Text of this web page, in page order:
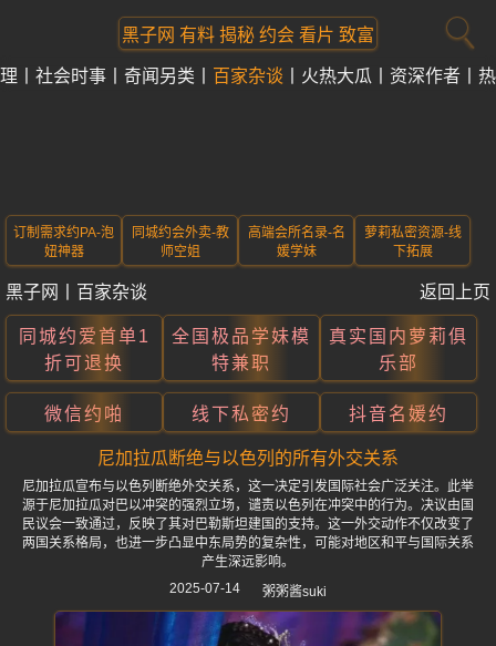
黑子网 有料 揭秘 约会 看片 致富
社会时事 奇闻另类 百家杂谈 火热大瓜 资深作者
订制需求约PA-泡
妞神器
同城约会外卖-教
师空姐
高端会所名录-名
媛学妹
萝莉私密资源-线
下拓展
黑子网 百家杂谈 返回上页
同城约爱首单1
折可退换
全国极品学妹模
特兼职
真实国内萝莉俱
乐部
微信约啪 线下私密约 抖音名媛约
尼加拉瓜断绝与以色列的所有外交关系
尼加拉瓜宣布与以色列断绝外交关系，这一决定引发国际社会广泛关注。此举
源于尼加拉瓜对巴以冲突的强烈立场，谴责以色列在冲突中的行为。决议由国
民议会一致通过，反映了其对巴勒斯坦建国的支持。这一外交动作不仅改变了
两国关系格局，也进一步凸显中东局势的复杂性，可能对地区和平与国际关系
产生深远影响。
2025-07-14
粥粥酱suki